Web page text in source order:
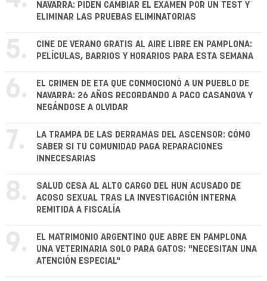
NAVARRA: PIDEN CAMBIAR EL EXAMEN POR UN TEST Y
ELIMINAR LAS PRUEBAS ELIMINATORIAS
5.
CINE DE VERANO GRATIS AL AIRE LIBRE EN PAMPLONA:
PELÍCULAS, BARRIOS Y HORARIOS PARA ESTA SEMANA
6.
EL CRIMEN DE ETA QUE CONMOCIONÓ A UN PUEBLO DE
NAVARRA: 26 AÑOS RECORDANDO A PACO CASANOVA Y
NEGÁNDOSE A OLVIDAR
7.
LA TRAMPA DE LAS DERRAMAS DEL ASCENSOR: CÓMO
SABER SI TU COMUNIDAD PAGA REPARACIONES
INNECESARIAS
8.
SALUD CESA AL ALTO CARGO DEL HUN ACUSADO DE
ACOSO SEXUAL TRAS LA INVESTIGACIÓN INTERNA
REMITIDA A FISCALÍA
9.
EL MATRIMONIO ARGENTINO QUE ABRE EN PAMPLONA
UNA VETERINARIA SOLO PARA GATOS: "NECESITAN UNA
ATENCIÓN ESPECIAL"